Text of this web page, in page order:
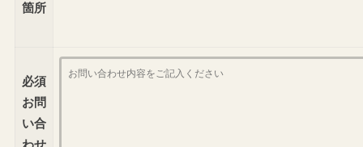
箇所
必須
お問
い合
わせ